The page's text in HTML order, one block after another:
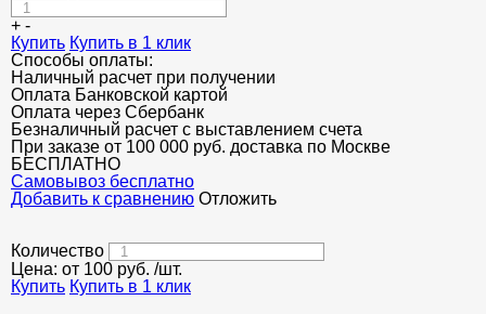
+ -
Купить Купить в 1 клик
Способы оплаты:
Наличный расчет при получении
Оплата Банковской картой
Оплата через Сбербанк
Безналичный расчет с выставлением счета
При заказе от 100 000 руб. доставка по Москве
БЕСПЛАТНО
Cамовывоз бесплатно
Добавить к сравнению Отложить
Количество
Цена: от 100 руб. /шт.
Купить Купить в 1 клик